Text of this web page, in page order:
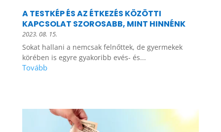
A TESTKÉP ÉS AZ ÉTKEZÉS KÖZÖTTI
KAPCSOLAT SZOROSABB, MINT HINNÉNK
2023. 08. 15.
Sokat hallani a nemcsak felnőttek, de gyermekek
körében is egyre gyakoribb evés- és...